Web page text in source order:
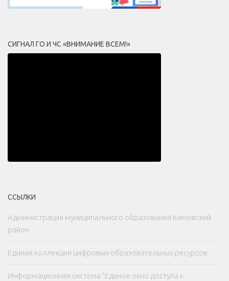
СИГНАЛ ГО И ЧС «ВНИМАНИЕ ВСЕМ!»
ССЫЛКИ
Администрация муниципального образования Кимовский
район
Единая коллекция цифровых образовательных ресурсов
Информационная система "Единое окно доступа к